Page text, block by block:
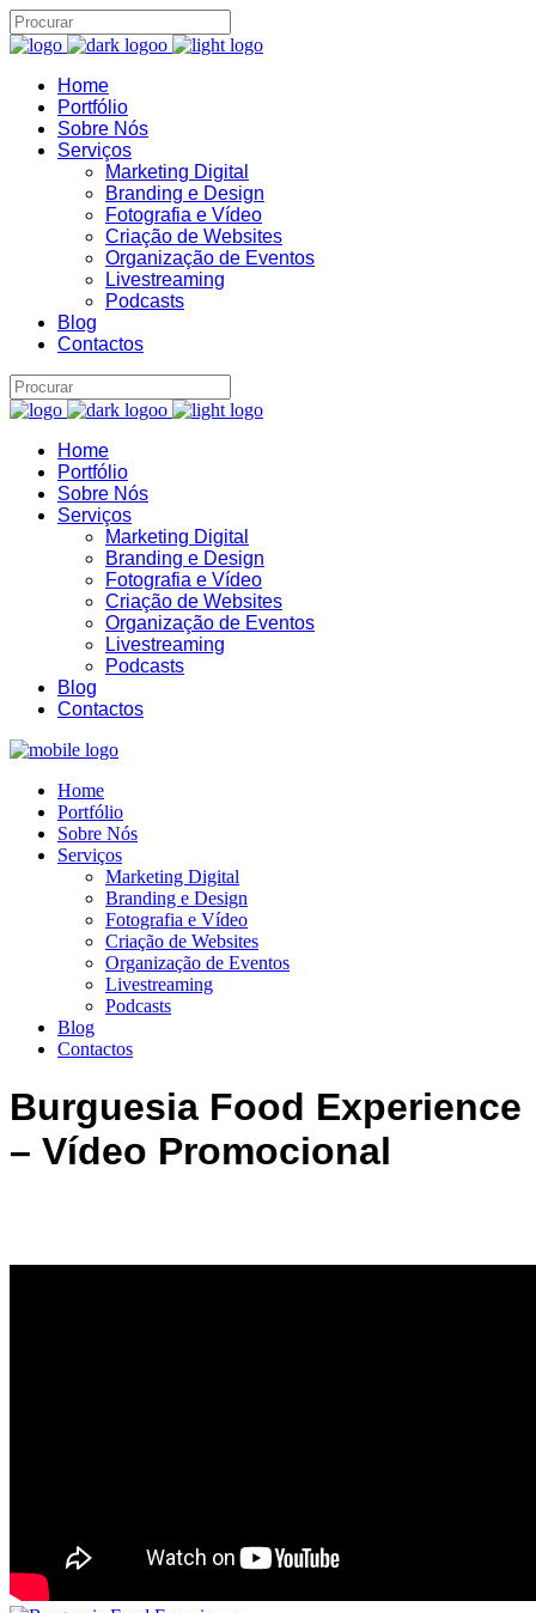
Home
Portfólio
Sobre Nós
Serviços
Marketing Digital
Branding e Design
Fotografia e Vídeo
Criação de Websites
Organização de Eventos
Livestreaming
Podcasts
Blog
Contactos
Home
Portfólio
Sobre Nós
Serviços
Marketing Digital
Branding e Design
Fotografia e Vídeo
Criação de Websites
Organização de Eventos
Livestreaming
Podcasts
Blog
Contactos
Home
Portfólio
Sobre Nós
Serviços
Marketing Digital
Branding e Design
Fotografia e Vídeo
Criação de Websites
Organização de Eventos
Livestreaming
Podcasts
Blog
Contactos
Burguesia Food Experience
– Vídeo Promocional
B22
Assistente IA · Brand22
Online
12:53